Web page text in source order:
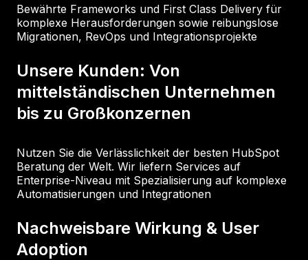
Bewährte Frameworks und First Class Delivery für
komplexe Herausforderungen sowie reibungslose
Migrationen, RevOps und Integrationsprojekte
Unsere Kunden: Von
mittelständischen Unternehmen
bis zu Großkonzernen
Nutzen Sie die Verlässlichkeit der besten HubSpot
Beratung der Welt. Wir liefern Services auf
Enterprise-Niveau mit Spezialisierung auf komplexe
Automatisierungen und Integrationen
Nachweisbare Wirkung & User
Adoption